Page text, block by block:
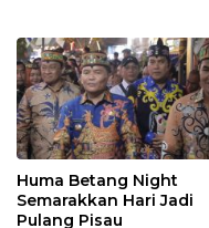
Huma Betang Night
Semarakkan Hari Jadi
Pulang Pisau